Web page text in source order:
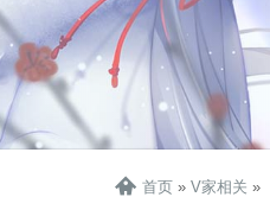
 首页 »V家相关 »